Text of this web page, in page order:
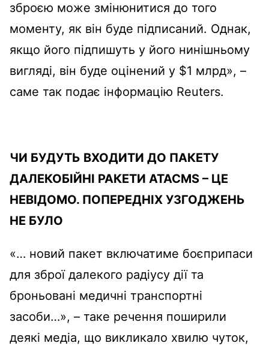
зброєю може змінюнитися до того
моменту, як він буде підписаний. Однак,
якщо його підпишуть у його нинішньому
вигляді, він буде оцінений у $1 млрд», –
саме так подає інформацію Reuters.
ЧИ БУДУТЬ ВХОДИТИ ДО ПАКЕТУ
ДАЛЕКОБІЙНІ РАКЕТИ ATACMS – ЦЕ
НЕВІДОМО. ПОПЕРЕДНІХ УЗГОДЖЕНЬ
НЕ БУЛО
«… новий пакет включатиме боєприпаси
для зброї далекого радіусу дії та
броньовані медичні транспортні
засоби…», – таке речення поширили
деякі медіа, що викликало хвилю чуток,